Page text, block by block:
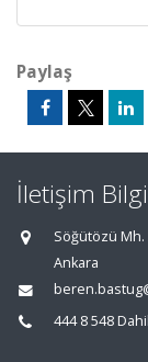
Paylaş
İletişim
Söğütözü Mh.
Ankara
444 8 548